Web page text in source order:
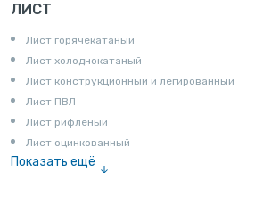
ЛИСТ
Лист горячекатаный
Лист холоднокатаный
Лист конструкционный и легированный
Лист ПВЛ
Лист рифленый
Лист оцинкованный
Показать ещё